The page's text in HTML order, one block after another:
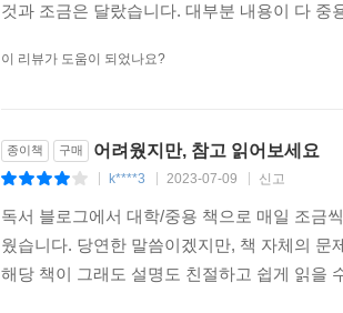
것과 조금은 달랐습니다. 대부분 내용이 다
이 리뷰가 도움이 되었나요?
종이책 구매 어려웠지만, 참고 읽어보세요
k****3 2023-07-09 신고
독서 블로그에서 대학/중용 책으로 매일 조금
웠습니다. 당연한 말씀이겠지만, 책 자체의
해당 책이 그래도 설명도 친절하고 쉽게 읽을